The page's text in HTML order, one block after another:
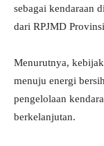
sebagai kendaraan
dari RPJMD
Menurutnya,
menuju energi
pengelolaan
berkelanjutan.